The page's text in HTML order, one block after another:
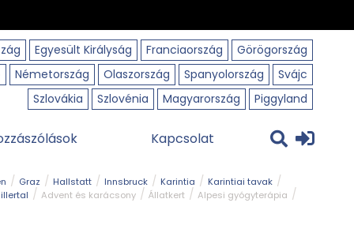
Egyesült Királyság Franciaország
Görögország
Németország Olaszország Spanyolország
Svájc
Szlovákia
Szlovénia Magyarország Piggyland
Kapcsolat
Graz Hallstatt Innsbruck Karintia
Karintiai tavak
Advent és karácsony Állatkert Alpesi gyógyterápia